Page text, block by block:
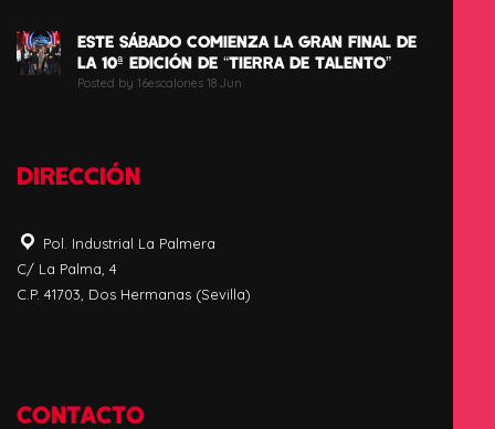
ESTE SÁBADO COMIENZA LA GRAN FINAL DE
LA 10ª EDICIÓN DE “TIERRA DE TALENTO”
Posted by 16escalones 18 Jun
DIRECCIÓN
Pol. Industrial La Palmera
C/ La Palma, 4
C.P. 41703, Dos Hermanas (Sevilla)
CONTACTO